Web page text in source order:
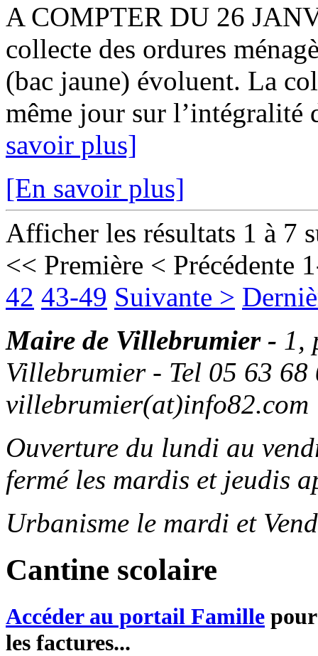
A COMPTER DU 26
collecte des ordures
(bac jaune) évoluent. La
même jour sur l’intégralité
savoir plus]
[En savoir plus]
Afficher les résultats 1 à 7
<< Première < Précédente
42 43-49 Suivante >
Maire de Villebrumier - 1,
Villebrumier - Tel 05 63
villebrumier(at)info82.com
Ouverture du lundi au
fermé les mardis et jeudis
Urbanisme le mardi et
Cantine scolaire
Accéder au portail Famille
les factures...